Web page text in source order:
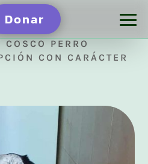
Donar
COSCO PERRO
CON CARÁCTER